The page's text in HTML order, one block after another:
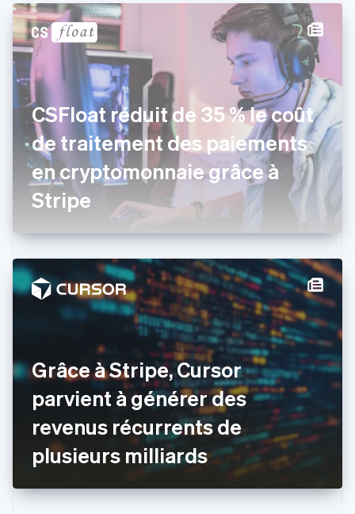
CSFloat réduit de 35 % le coût
de traitement des paiements
en cryptomonnaie grâce à
Stripe
Grâce à Stripe, Cursor
parvient à générer des
revenus récurrents de
plusieurs milliards
EnglishFrançais
Chine continentale
简体中文English
Chypre
Croatie
English Italiano
Danemark
English
Émirats arabes unis
English
Espagne
EspañolEnglish
English
États-Unis
Español简体中文
Finlande
EnglishSvenska
France
English
Grèce
English
English
Inde
English
English